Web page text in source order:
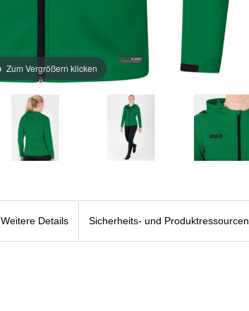
Zum Vergrößern klicken
Weitere Details Sicherheits- und Produktressourcen